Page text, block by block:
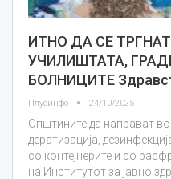
ИТНО ДА СЕ
УЧИЛИШТАТА,
БОЛНИЦИТЕ
Плусинфо 24/10/2025
Општините да направат
дератизација,
со контејнерите и со
на Институтот за јавно